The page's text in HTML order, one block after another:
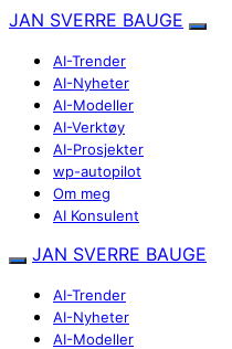
JAN SVERRE BAUGE
AI-Trender
AI-Nyheter
AI-Modeller
AI-Verktøy
AI-Prosjekter
wp-autopilot
Om meg
AI Konsulent
JAN SVERRE BAUGE
AI-Trender
AI-Nyheter
AI-Modeller